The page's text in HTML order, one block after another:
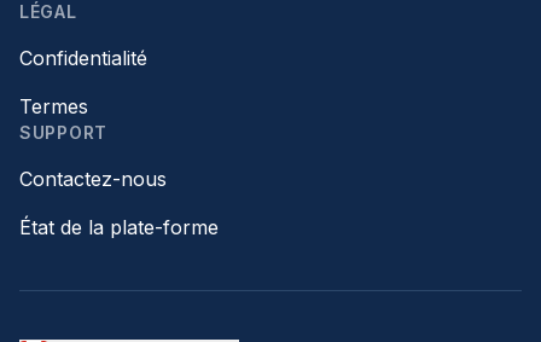
LÉGAL
Confidentialité
Termes
SUPPORT
Contactez-nous
État de la plate-forme